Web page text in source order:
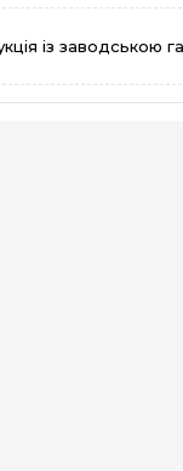
із заводською